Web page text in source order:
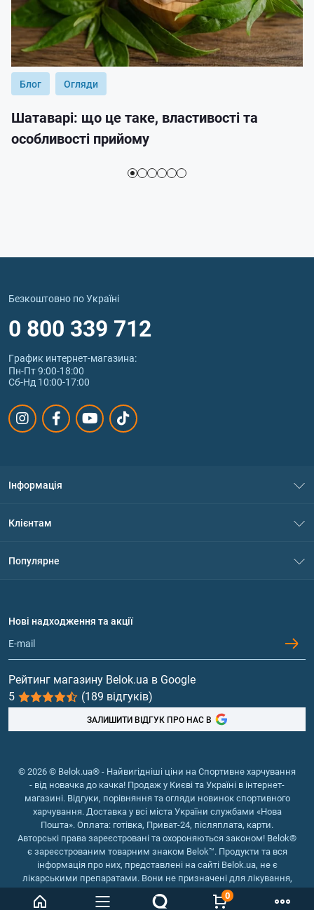
0
Блог Огляди
Шатаварі: що це таке, властивості та
особливості прийому
Безкоштовно по Україні
0 800 339 712
График интернет‑магазина:
Пн-Пт 9:00-18:00
Сб-Нд 10:00-17:00
Інформація
Політика конфіденційності
Обмін та повернення
Клієнтам
Популярне
Протеїн
Гейнери
Вітаміни та мінерали
Риб'ячий жир, жирні кислоти
Нові надходження та акції
Рейтинг магазину Belok.ua в Google
5
(189 відгуків)
ЗАЛИШИТИ ВІДГУК ПРО НАС В
© 2026 © Belok.ua® - Найвигідніші ціни на Спортивне харчування
- від новачка до качка! Продаж у Києві та Україні в інтернет-
магазині. Відгуки, порівняння та огляди новинок спортивного
харчування. Доставка у всі міста України службами «Нова
Пошта». Оплата: готівка, Приват-24, післяплата, карти.
Авторські права зареєстровані та охороняються законом! Belok®
є зареєстрованим товарним знаком Belok™. Продукти та вся
інформація про них, представлені на сайті Belok.ua, не є
лікарськими препаратами. Вони не призначені для лікування,
зняття симптомів та запобігання хворобам.
Інтернет магазин Belok.ua
Інтернет магазин спортивного